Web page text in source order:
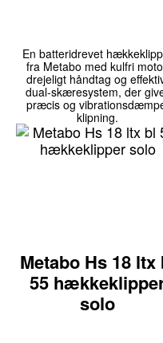
Metabo Hs 18 ltx
55
solo
En batteridrevet
fra Metabo med kulfri
drejeligt håndtag og
dual-skæresystem, der
præcis og
klipning.